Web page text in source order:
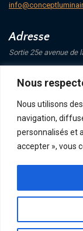
Nous
Nous utilisons
navigation,
personnalisés et
accepter », vous
Adresse
Sortie 25e avenue de
Saint-Eustache
Suivez-nous
POLITIQUE